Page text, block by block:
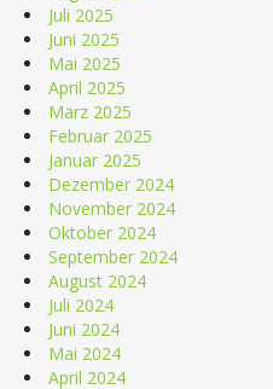
Juli 2025
Juni 2025
Mai 2025
April 2025
März 2025
Februar 2025
Januar 2025
Dezember 2024
November 2024
Oktober 2024
September 2024
August 2024
Juli 2024
Juni 2024
Mai 2024
April 2024